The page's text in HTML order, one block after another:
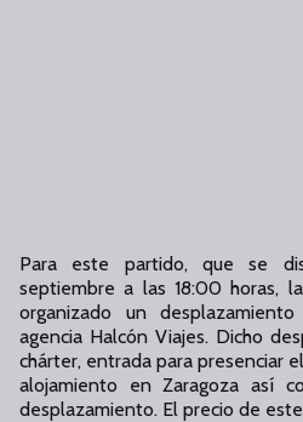
Para este partido, que se
septiembre a las 18:00 horas,
organizado un
agencia Halcón Viajes. Dicho
chárter, entrada para presenciar
alojamiento en Zaragoza así
desplazamiento. El precio de